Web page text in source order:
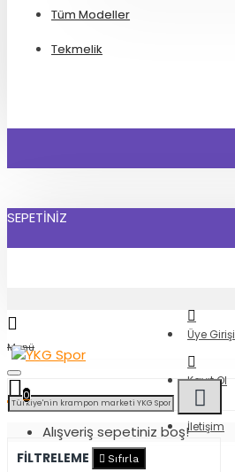
Tüm Modeller
Tekmelik
SEPETINIZ
Üye Girişi
Kayıt Ol
İletişim
Menü
0
Alışveriş sepetiniz boş!
FILTRELEME Sıfırla